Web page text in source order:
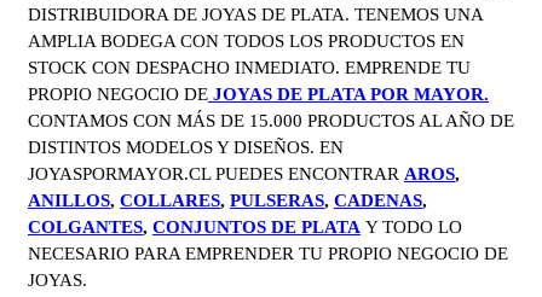
DISTRIBUIDORA DE JOYAS DE PLATA. TENEMOS UNA
AMPLIA BODEGA CON TODOS LOS PRODUCTOS EN
STOCK CON DESPACHO INMEDIATO. EMPRENDE TU
PROPIO NEGOCIO DE JOYAS DE PLATA POR MAYOR.
CONTAMOS CON MÁS DE 15.000 PRODUCTOS AL AÑO DE
DISTINTOS MODELOS Y DISEÑOS. EN
JOYASPORMAYOR.CL PUEDES ENCONTRAR AROS,
ANILLOS, COLLARES, PULSERAS, CADENAS,
COLGANTES, CONJUNTOS DE PLATA Y TODO LO
NECESARIO PARA EMPRENDER TU PROPIO NEGOCIO DE
JOYAS.